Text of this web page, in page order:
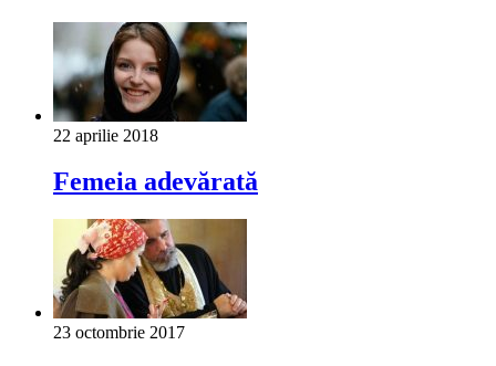
22 aprilie 2018
Femeia adevărată
23 octombrie 2017